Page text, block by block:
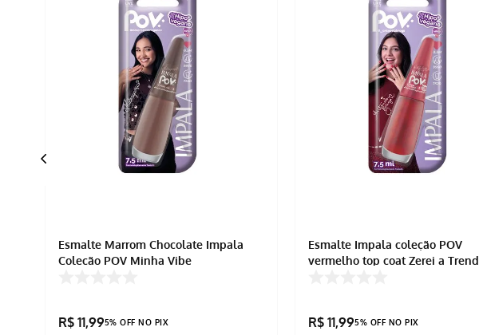
Esmalte Marrom Chocolate Impala
Coleção POV Minha Vibe
R$ 11,995% OFF NO PIX
Esmalte Impala coleção POV
vermelho top coat Zerei a Trend
R$ 11,995% OFF NO PIX